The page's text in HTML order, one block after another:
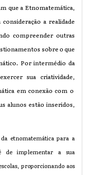
a Etnomatemática,
a realidade
compreender outras
sobre o que
Por intermédio da
sua criatividade,
em conexão com o
alunos estão inseridos,
etnomatemática para a
de implementar a sua
proporcionando aos